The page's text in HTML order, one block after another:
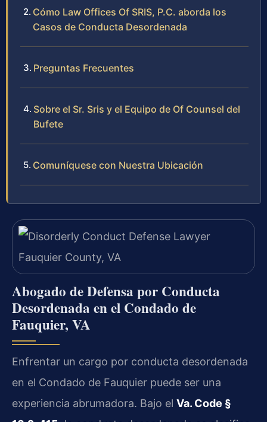
Cómo Law Offices Of SRIS, P.C. aborda los
Casos de Conducta Desordenada
Preguntas Frecuentes
Sobre el Sr. Sris y el Equipo de Of Counsel del
Bufete
Comuníquese con Nuestra Ubicación
Abogado de Defensa por Conducta
Desordenada en el Condado de
Fauquier, VA
Enfrentar un cargo por conducta desordenada
en el Condado de Fauquier puede ser una
experiencia abrumadora. Bajo el Va. Code §